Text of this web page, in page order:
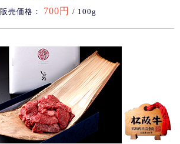
販売価格： 700円 / 100g